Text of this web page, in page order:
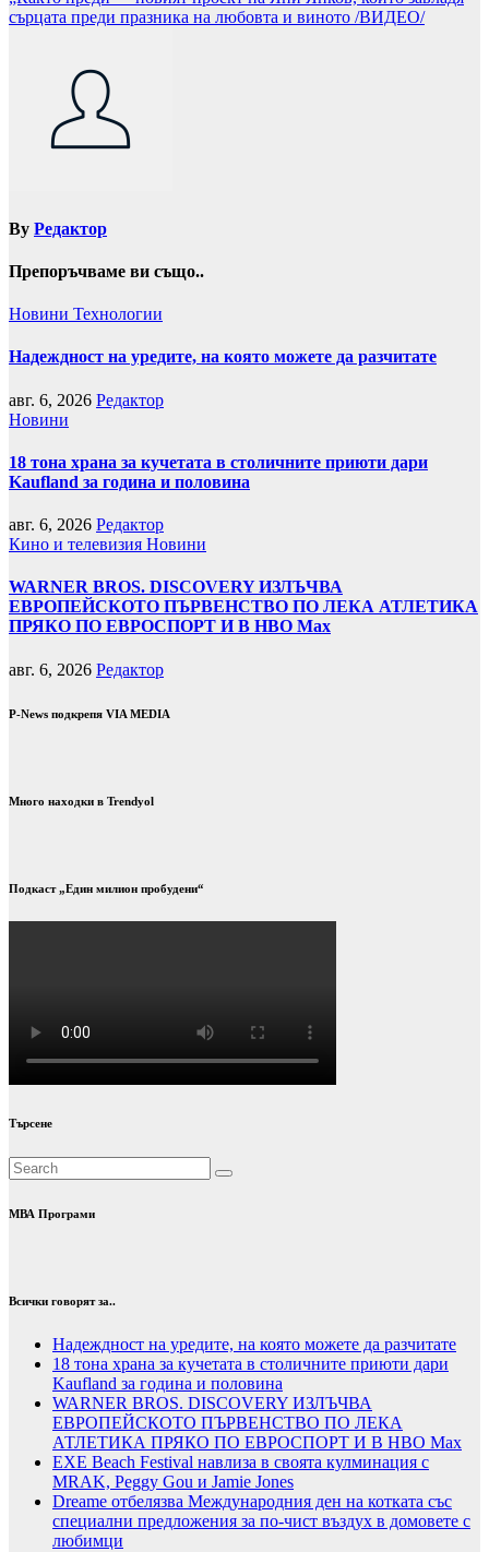
сърцата преди празника на любовта и виното /ВИДЕО/
By Редактор
Препоръчваме ви също..
Новини Технологии
Надеждност на уредите, на която можете да разчитате
авг. 6, 2026 Редактор
Новини
18 тона храна за кучетата в столичните приюти дари
Kaufland за година и половина
авг. 6, 2026 Редактор
Кино и телевизия Новини
WARNER BROS. DISCOVERY ИЗЛЪЧВА
ЕВРОПЕЙСКОТО ПЪРВЕНСТВО ПО ЛЕКА АТЛЕТИКА
ПРЯКО ПО ЕВРОСПОРТ И В НВО Мах
авг. 6, 2026 Редактор
P-News подкрепя VIA MEDIA
Много находки в Trendyol
Подкаст „Един милион пробудени“
Търсене
МВА Програми
Всички говорят за..
Надеждност на уредите, на която можете да разчитате
18 тона храна за кучетата в столичните приюти дари
Kaufland за година и половина
WARNER BROS. DISCOVERY ИЗЛЪЧВА
ЕВРОПЕЙСКОТО ПЪРВЕНСТВО ПО ЛЕКА
АТЛЕТИКА ПРЯКО ПО ЕВРОСПОРТ И В НВО Мах
EXE Beach Festival навлиза в своята кулминация с
MRAK, Peggy Gou и Jamie Jones
Dreame отбелязва Международния ден на котката със
специални предложения за по-чист въздух в домовете с
любимци